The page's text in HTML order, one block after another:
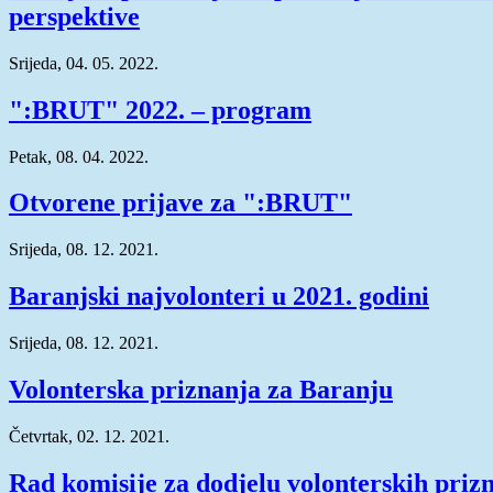
perspektive
Srijeda, 04. 05. 2022.
":BRUT" 2022. – program
Petak, 08. 04. 2022.
Otvorene prijave za ":BRUT"
Srijeda, 08. 12. 2021.
Baranjski najvolonteri u 2021. godini
Srijeda, 08. 12. 2021.
Volonterska priznanja za Baranju
Četvrtak, 02. 12. 2021.
Rad komisije za dodjelu volonterskih